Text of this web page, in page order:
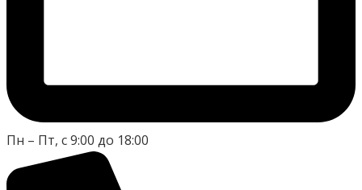
Пн – Пт, с 9:00 до 18:00